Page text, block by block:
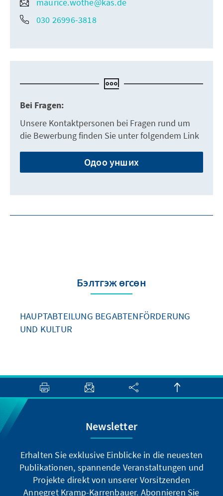
030 26996-3818
Bei Fragen:
Unsere Kontaktpersonen bei Fragen rund um
die Bewerbung finden Sie unter folgendem Link
Одоо унших
Бэлтгэж өгсөн
HAUPTABTEILUNG BEGABTENFÖRDERUNG
UND KULTUR
Newsletter
Erhalten Sie exklusive Einblicke in die neuesten
Publikationen, spannende Veranstaltungen und
Projekte direkt von unserer Vorsitzenden
Annegret Kramp-Karrenbauer. Abonnieren Sie